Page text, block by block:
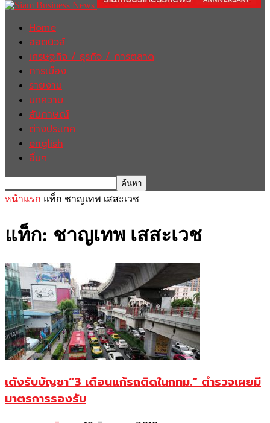
Home
ฮอตนิวส์
เศรษฐกิจ / ธุรกิจ / การตลาด
การเมือง
รายงาน
บทความ
สัมภาษณ์
ต่างประเทศ
english
อื่นๆ
หน้าแรก แท็ก ชาญเทพ เสสะเวช
แท็ก: ชาญเทพ เสสะเวช
เด้งรับบัญชา“3 เดือนแก้รถติดในกทม.” ตำรวจเผยมี
มาตรการรองรับ